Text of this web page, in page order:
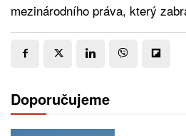
mezinárodního práva, který
Doporučujeme